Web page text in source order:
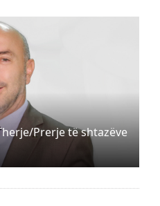
Prerje të shtazëve